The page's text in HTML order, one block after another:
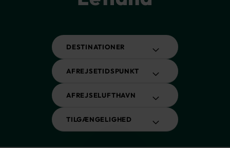
DESTINATIONER
AFREJSETIDSPUNKT
AFREJSELUFTHAVN
TILGÆNGELIGHED